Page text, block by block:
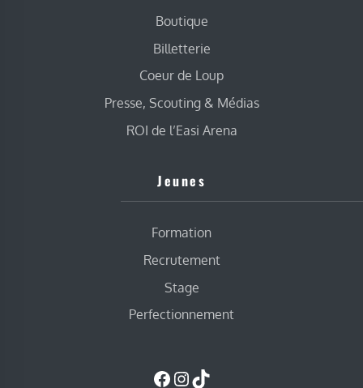
Boutique
Billetterie
Coeur de Loup
Presse, Scouting & Médias
ROI de l’Easi Arena
Jeunes
Formation
Recrutement
Stage
Perfectionnement
Facebook
Instagram
TikTok